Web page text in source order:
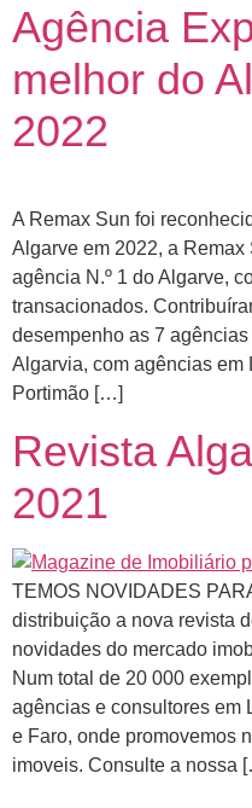
Agência
melhor do
2022
A Remax Sun foi
Algarve em 2022, a Remax
agência N.º 1 do Algarve,
transacionados.
desempenho as 7
Algarvia, com agências em
Portimão […]
Revista
2021
TEMOS NOVIDADES
distribuição a nova revista
novidades do mercado
Num total de 20 000
agências e consultores em
e Faro, onde promovemos
imoveis. Consulte a nossa